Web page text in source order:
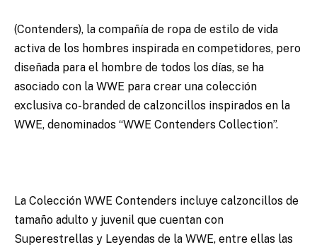
(Contenders), la compañía de ropa de estilo de vida
activa de los hombres inspirada en competidores, pero
diseñada para el hombre de todos los días, se ha
asociado con la WWE para crear una colección
exclusiva co-branded de calzoncillos inspirados en la
WWE, denominados “WWE Contenders Collection”.
La Colección WWE Contenders incluye calzoncillos de
tamaño adulto y juvenil que cuentan con
Superestrellas y Leyendas de la WWE, entre ellas las